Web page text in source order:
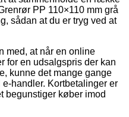
PP 110×110 mm grå
sådan at du er tryg ved at
med, at når en online
for en udsalgspris der kan
kunne det mange gange
handler. Kortbetalinger er
begunstiger køber imod